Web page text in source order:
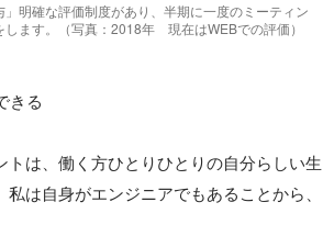
」明確な評価制度があり、半期に一度のミーティン
します。（写真：2018年　現在はWEBでの評価）
きる
トは、働く方ひとりひとりの自分らしい生
は自身がエンジニアでもあることから、